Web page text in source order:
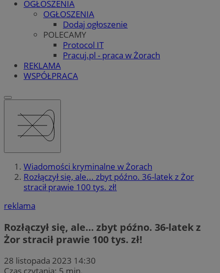
OGŁOSZENIA
OGŁOSZENIA
Dodaj ogłoszenie
POLECAMY
Protocol IT
Pracuj.pl - praca w Żorach
REKLAMA
WSPÓŁPRACA
Wiadomości kryminalne w Żorach
Rozłączył się, ale... zbyt późno. 36-latek z Żor
stracił prawie 100 tys. zł!
reklama
Rozłączył się, ale… zbyt późno. 36-latek z
Żor stracił prawie 100 tys. zł!
28 listopada 2023 14:30
Czas czytania: 5 min.